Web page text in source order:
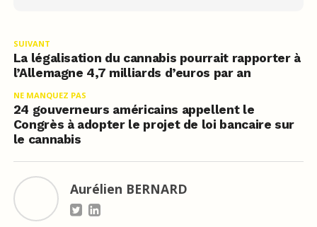
SUIVANT
La légalisation du cannabis pourrait rapporter à
l’Allemagne 4,7 milliards d’euros par an
NE MANQUEZ PAS
24 gouverneurs américains appellent le
Congrès à adopter le projet de loi bancaire sur
le cannabis
Aurélien BERNARD